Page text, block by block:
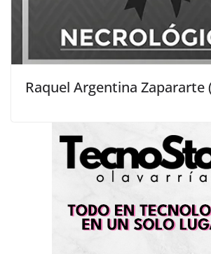
Raquel Argentina Zapararte